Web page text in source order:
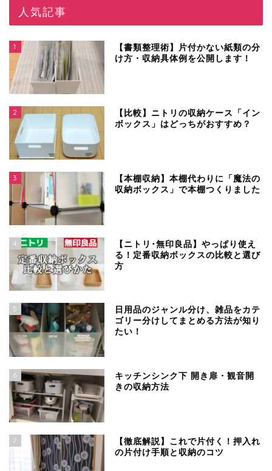
人気記事
1
【書類整理術】片付かない紙類の分
け方・収納具体例を公開します！
2
【比較】ニトリの収納ケース「イン
ボックス」はどっちがおすすめ？
3
【本棚収納】本棚代わりに「魔法の
収納ボックス」で本棚つくりました
4
【ニトリ･無印良品】やっぱり使え
る！定番収納ボックスの比較と選び
方
5
日用品のジャンル分け、雑品をカテ
ゴリー分けしてまとめる方法が知り
たい！
6
キッチンシンク下 開き扉・観音開
きの収納方法
7
【徹底解説】これで片付く！押入れ
の片付け手順と収納のコツ